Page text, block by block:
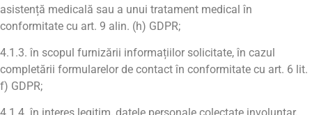
asistență medicală sau a unui tratament medical în
conformitate cu art. 9 alin. (h) GDPR;
4.1.3. în scopul furnizării informațiilor solicitate, în cazul
completării formularelor de contact în conformitate cu art. 6 lit.
f) GDPR;